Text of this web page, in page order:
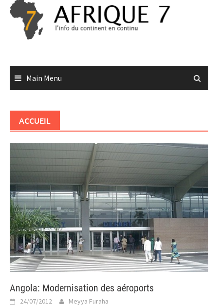
Skip
content
Main Menu
ACCUEIL
Angola: Modernisation des aéroports
24/07/2012 Meyya Furaha